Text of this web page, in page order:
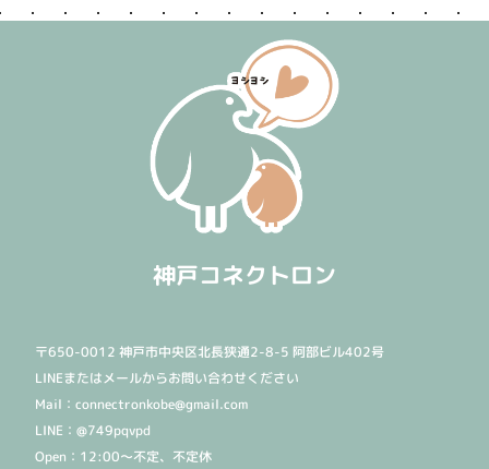
神戸コネクトロン
〒650-0012 神戸市中央区北長狭通2-8-5 阿部ビル402号
LINEまたはメールからお問い合わせください
Mail：connectronkobe@gmail.com
LINE：@749pqvpd
Open：12:00〜不定、不定休